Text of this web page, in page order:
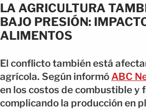
LA AGRICULTURA
BAJO PRESIÓN:
ALIMENTOS
El conflicto también está
agrícola. Según informóABC
en los costos de combustible y
complicando la producción en